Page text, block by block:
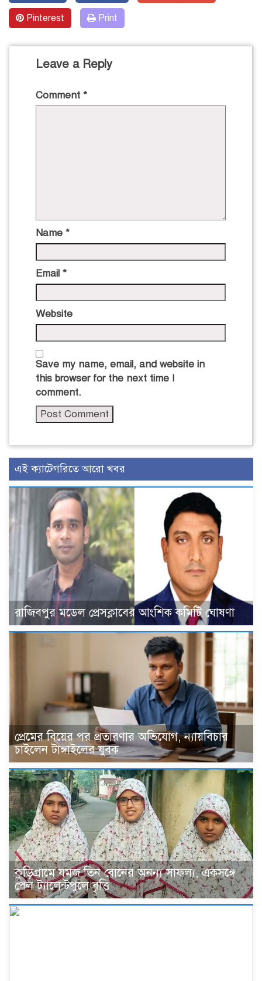
Pinterest Print
Leave a Reply
Comment *
Name *
Email *
Website
Save my name, email, and website in
this browser for the next time I
comment.
এই ক্যাটেগরিতে আরো খবর
রাজিবপুর মডেল প্রেসক্লাবের আংশিক কমিটি ঘোষণা
প্রেমের বিয়ের পর প্রতারণার অভিযোগ, ন্যায়বিচার
চাইলেন টাঙ্গাইলের যুবক
কুড়িগ্রামে যমজ তিন বোনের অনন্য সাফল্য, একসঙ্গে
পেল ট্যালেন্টপুলে বৃত্তি